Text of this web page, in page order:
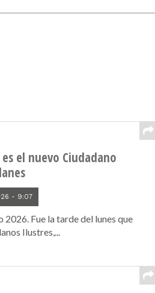
el nuevo Ciudadano
- 9:07
2026. Fue la tarde del lunes que
Ilustres,...